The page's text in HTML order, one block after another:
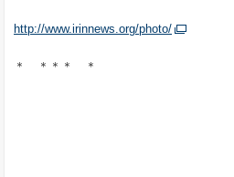
http://www.irinnews.org/photo/
＊ ＊＊＊ ＊